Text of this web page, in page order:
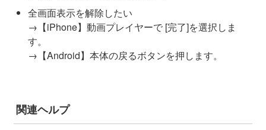
全画面表示を解除したい
→【iPhone】動画プレイヤーで [完了]を選択しま
す。
→【Android】本体の戻るボタンを押します。
関連ヘルプ